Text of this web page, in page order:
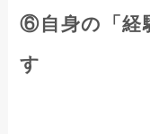
⑥自身の「経
す